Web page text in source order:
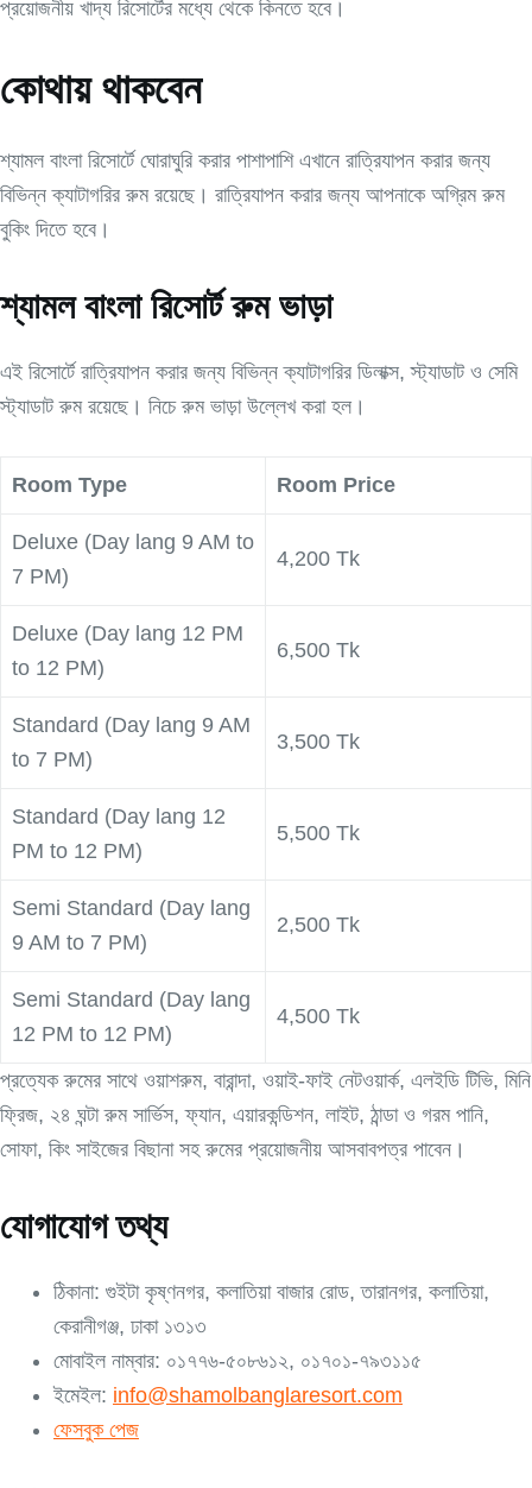
প্রয়োজনীয় খাদ্য রিসোর্টের মধ্যে থেকে কিনতে হবে।
কোথায় থাকবেন
শ্যামল বাংলা রিসোর্টে ঘোরাঘুরি করার পাশাপাশি এখানে রাত্রিযাপন করার জন্য
বিভিন্ন ক্যাটাগরির রুম রয়েছে। রাত্রিযাপন করার জন্য আপনাকে অগ্রিম রুম
বুকিং দিতে হবে।
শ্যামল বাংলা রিসোর্ট রুম ভাড়া
এই রিসোর্টে রাত্রিযাপন করার জন্য বিভিন্ন ক্যাটাগরির ডিলাক্স, স্ট্যাডাট ও সেমি
স্ট্যাডাট রুম রয়েছে। নিচে রুম ভাড়া উল্লেখ করা হল।
Room Type Room Price
Deluxe (Day lang 9 AM to
7 PM)
4,200 Tk
Deluxe (Day lang 12 PM
to 12 PM)
6,500 Tk
Standard (Day lang 9 AM
to 7 PM)
3,500 Tk
Standard (Day lang 12
PM to 12 PM)
5,500 Tk
Semi Standard (Day lang
9 AM to 7 PM)
2,500 Tk
Semi Standard (Day lang
12 PM to 12 PM)
4,500 Tk
প্রত্যেক রুমের সাথে ওয়াশরুম, বারান্দা, ওয়াই-ফাই নেটওয়ার্ক, এলইডি টিভি, মিনি
ফ্রিজ, ২৪ ঘন্টা রুম সার্ভিস, ফ্যান, এয়ারকন্ডিশন, লাইট, ঠান্ডা ও গরম পানি,
সোফা, কিং সাইজের বিছানা সহ রুমের প্রয়োজনীয় আসবাবপত্র পাবেন।
যোগাযোগ তথ্য
ঠিকানা: গুইটা কৃষ্ণনগর, কলাতিয়া বাজার রোড, তারানগর, কলাতিয়া,
কেরানীগঞ্জ, ঢাকা ১৩১৩
মোবাইল নাম্বার: ০১৭৭৬-৫০৮৬১২, ০১৭০১-৭৯৩১১৫
ইমেইল: info@shamolbanglaresort.com
ফেসবুক পেজ